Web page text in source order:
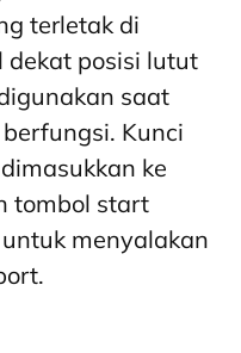
terletak di
dekat posisi lutut
saat
Kunci
ke
tombol start
menyalakan